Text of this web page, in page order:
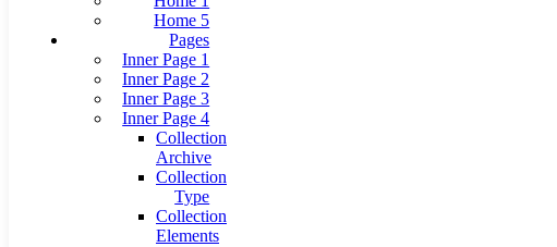
Home 5
Pages
Inner Page 1
Inner Page 2
Inner Page 3
Inner Page 4
Collection
Archive
Collection
Type
Collection
Elements